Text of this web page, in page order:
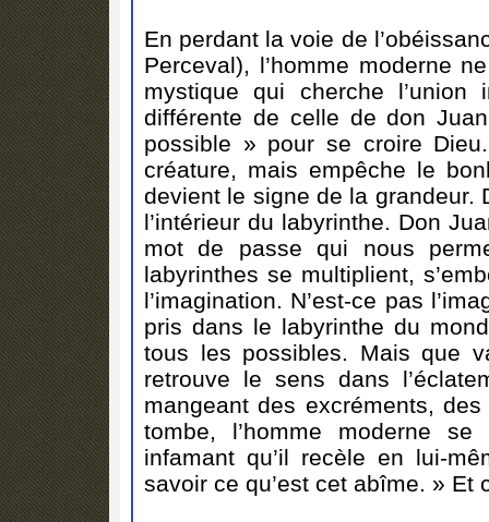
En perdant la voie de
Perceval), l’homme moderne
mystique qui cherche l’union
différente de celle de don
possible » pour se croire
créature, mais empêche le
devient le signe de la grandeur.
l’intérieur du labyrinthe. Don
mot de passe qui nous
labyrinthes se multiplient,
l’imagination. N’est-ce pas
pris dans le labyrinthe du
tous les possibles. Mais que
retrouve le sens dans
mangeant des excréments,
tombe, l’homme moderne
infamant qu’il recèle en lui-
savoir ce qu’est cet abîme. » Et